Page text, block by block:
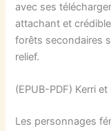
avec ses
attachant et
forêts secondaires
relief.
(EPUB-PDF) Kerri
Les personnages